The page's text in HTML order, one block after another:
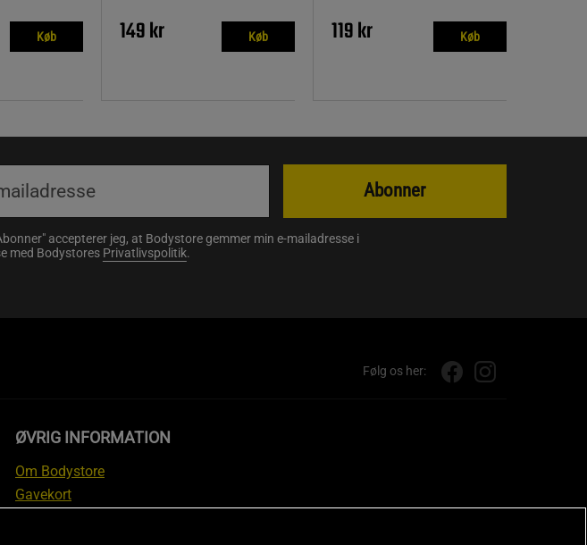
Køb 149 kr Køb 119 kr Køb
accepterer jeg, at Bodystore gemmer min e-mailadresse i
med Bodystores Privatlivspolitik.
Abonner
Følg os her:
ØVRIG INFORMATION
Om Bodystore
Gavekort